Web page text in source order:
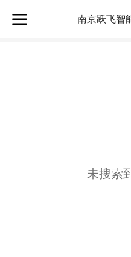
南京跃飞智
未搜索